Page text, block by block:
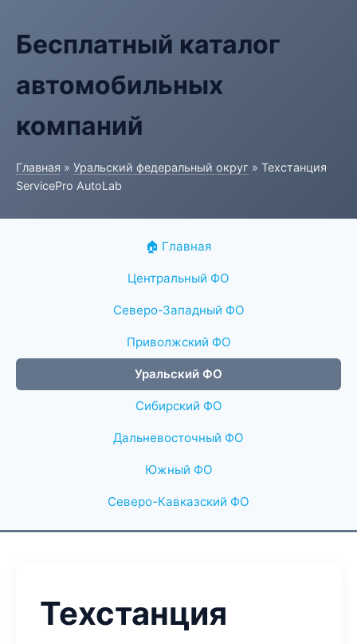
Бесплатный каталог
автомобильных
компаний
Главная » Уральский федеральный округ » Техстанция
ServicePro AutoLab
🏠 Главная
Центральный ФО
Северо-Западный ФО
Приволжский ФО
Уральский ФО
Сибирский ФО
Дальневосточный ФО
Южный ФО
Северо-Кавказский ФО
Техстанция